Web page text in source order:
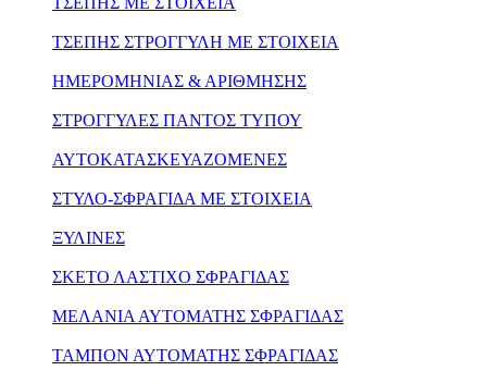
ΤΣΕΠΗΣ ΣΤΡΟΓΓΥΛΗ ΜΕ ΣΤΟΙΧΕΙΑ
ΗΜΕΡΟΜΗΝΙΑΣ & ΑΡΙΘΜΗΣΗΣ
ΣΤΡΟΓΓΥΛΕΣ ΠΑΝΤΟΣ ΤΥΠΟΥ
ΑΥΤΟΚΑΤΑΣΚΕΥΑΖΟΜΕΝΕΣ
ΣΤΥΛΟ-ΣΦΡΑΓΙΔΑ ΜΕ ΣΤΟΙΧΕΙΑ
ΞΥΛΙΝΕΣ
ΣΚΕΤΟ ΛΑΣΤΙΧΟ ΣΦΡΑΓΙΔΑΣ
ΜΕΛΑΝΙΑ ΑΥΤΟΜΑΤΗΣ ΣΦΡΑΓΙΔΑΣ
ΤΑΜΠΟΝ ΑΥΤΟΜΑΤΗΣ ΣΦΡΑΓΙΔΑΣ